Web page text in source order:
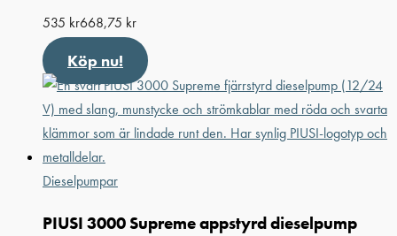
535 kr668,75 kr
Köp nu!
Dieselpumpar
PIUSI 3000 Supreme appstyrd dieselpump